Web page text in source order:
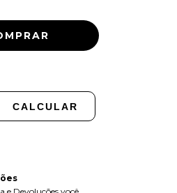
CALCULAR